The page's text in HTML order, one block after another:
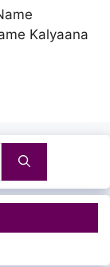
Kalyaana